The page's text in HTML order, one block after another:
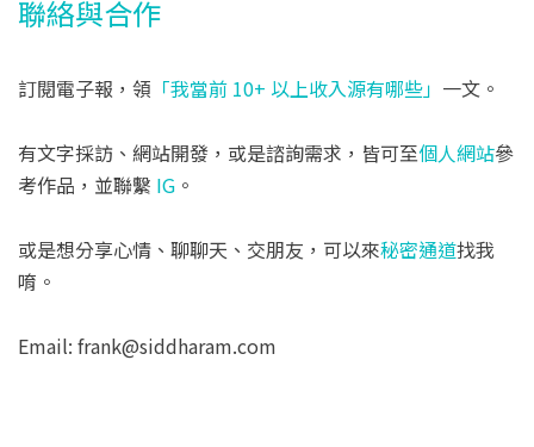
聯絡與合作
訂閱電子報，領 「我當前 10+ 以上收入源有哪些」 一文。
有文字採訪、網站開發，或是諮詢需求，皆可至個人網站參
考作品，並聯繫 IG 。
或是想分享心情、聊聊天、交朋友，可以來秘密通道找我
唷。
Email: frank@siddharam.com